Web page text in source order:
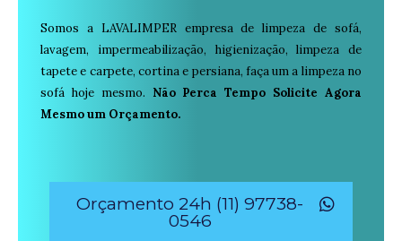
Somos a LAVALIMPER empresa de limpeza de sofá,
lavagem, impermeabilização, higienização, limpeza de
tapete e carpete, cortina e persiana, faça um a limpeza no
sofá hoje mesmo. Não Perca Tempo Solicite Agora
Mesmo um Orçamento.
Orçamento 24h (11) 97738-
0546